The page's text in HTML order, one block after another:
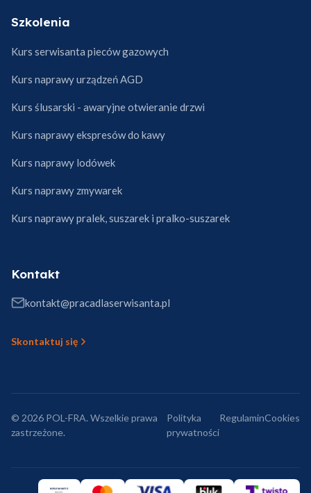
Szkolenia
Kurs serwisanta pieców gazowych
Kurs naprawy urządzeń AGD
Kurs ślusarski - awaryjne otwieranie drzwi
Kurs naprawy ekspresów do kawy
Kurs naprawy lodówek
Kurs naprawy zmywarek
Kurs naprawy pralek, suszarek i pralko-suszarek
Kontakt
kontakt@pracadlaserwisanta.pl
Skontaktuj się
© 2026 POL-FRA. Wszelkie prawa
zastrzeżone.
Polityka
prywatności
RegulaminCookies